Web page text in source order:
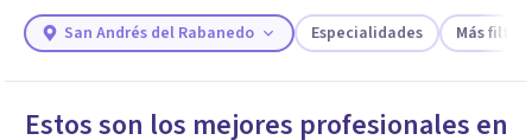
Responder cuestionario
San Andrés del Rabanedo Especialidades Más filtros
Estos son los mejores profesionales en